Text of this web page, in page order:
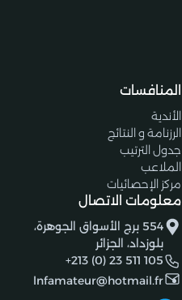
المنافسات
الأندية
الرزنامة و النتائج
جدول الترتيب
الملاعب
مركز الإحصائيات
معلومات الاتصال
554 برج الأسواق الجوهرة،
بلوزداد، الجزائر
+213 (0) 23 511 105
lnfamateur@hotmail.fr